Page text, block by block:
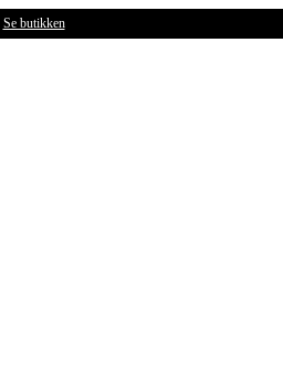
Se butikken